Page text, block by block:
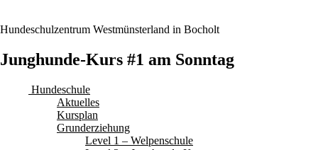
Hundeschulzentrum Westmünsterland in Bocholt
Junghunde-Kurs #1 am Sonntag
Hundeschule
Aktuelles
Kursplan
Grunderziehung
Level 1 – Welpenschule